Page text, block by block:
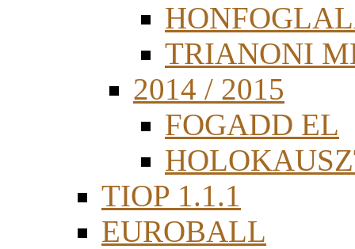
TRIANONI
2014 / 2015
FOGADD EL
TIOP 1.1.1
EUROBALL